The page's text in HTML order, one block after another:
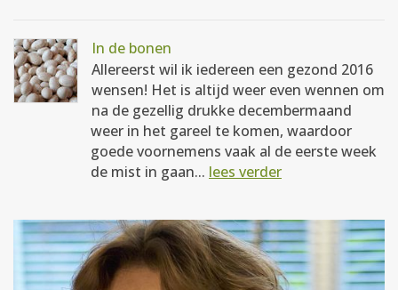
In de bonen
Allereerst wil ik iedereen een gezond 2016
wensen! Het is altijd weer even wennen om
na de gezellig drukke decembermaand
weer in het gareel te komen, waardoor
goede voornemens vaak al de eerste week
de mist in gaan... lees verder